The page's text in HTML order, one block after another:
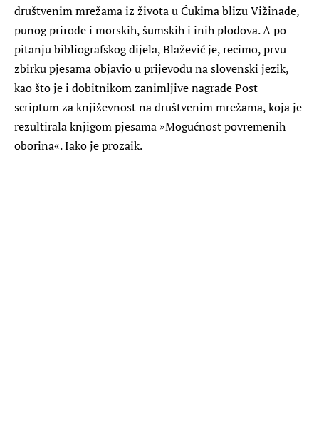
društvenim mrežama iz života u Ćukima blizu Vižinade,
punog prirode i morskih, šumskih i inih plodova. A po
pitanju bibliografskog dijela, Blažević je, recimo, prvu
zbirku pjesama objavio u prijevodu na slovenski jezik,
kao što je i dobitnikom zanimljive nagrade Post
scriptum za književnost na društvenim mrežama, koja je
rezultirala knjigom pjesama »Mogućnost povremenih
oborina«. Iako je prozaik.